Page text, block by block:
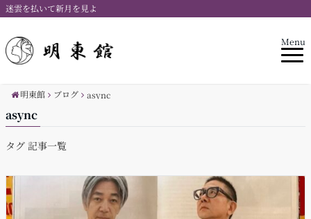
迷雲を払いて新月を見よ
Menu
明東館 ブログ async
async
タグ 記事一覧